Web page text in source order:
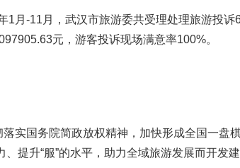
月-11月，武汉市旅游委共受理处理旅游投诉
元，游客投诉现场满意率100%。
国务院简政放权精神，加快形成全国一盘
、提升“服”的水平，助力全域旅游发展而开发建